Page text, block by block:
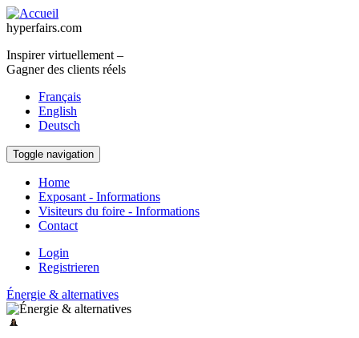
Aller au contenu principal
hyperfairs.com
Inspirer virtuellement –
Gagner des clients réels
Français
English
Deutsch
Toggle navigation
Home
Exposant - Informations
Visiteurs du foire - Informations
Contact
Login
Registrieren
Énergie & alternatives